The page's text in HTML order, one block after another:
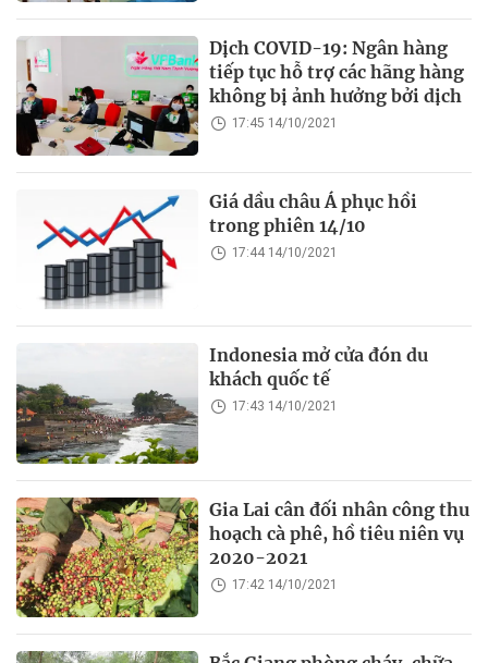
Dịch COVID-19: Ngân hàng
tiếp tục hỗ trợ các hãng hàng
không bị ảnh hưởng bởi dịch
17:45 14/10/2021
Giá dầu châu Á phục hồi
trong phiên 14/10
17:44 14/10/2021
Indonesia mở cửa đón du
khách quốc tế
17:43 14/10/2021
Gia Lai cân đối nhân công thu
hoạch cà phê, hồ tiêu niên vụ
2020-2021
17:42 14/10/2021